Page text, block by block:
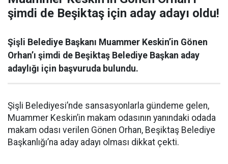
şimdi de Beşiktaş için aday adayı oldu!
Şişli Belediye Başkanı Muammer Keskin’in Gönen
Orhan’ı şimdi de Beşiktaş Belediye Başkan aday
adaylığı için başvuruda bulundu.
Şişli Belediyesi’nde sansasyonlarla gündeme gelen,
Muammer Keskin’in makam odasının yanındaki odada
makam odası verilen Gönen Orhan, Beşiktaş Belediye
Başkanlığı’na aday adayı olması dikkat çekti.